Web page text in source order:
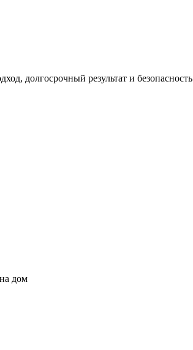
долгосрочный результат и безопасность
дом